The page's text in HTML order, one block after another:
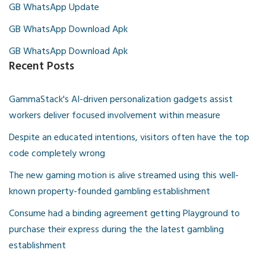
GB WhatsApp Update
GB WhatsApp Download Apk
GB WhatsApp Download Apk
Recent Posts
GammaStack's AI-driven personalization gadgets assist
workers deliver focused involvement within measure
Despite an educated intentions, visitors often have the top
code completely wrong
The new gaming motion is alive streamed using this well-
known property-founded gambling establishment
Consume had a binding agreement getting Playground to
purchase their express during the the latest gambling
establishment